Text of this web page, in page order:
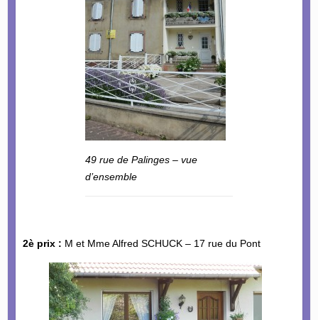
49 rue de Palinges – vue
d’ensemble
2è prix : M et Mme Alfred SCHUCK – 17 rue du Pont